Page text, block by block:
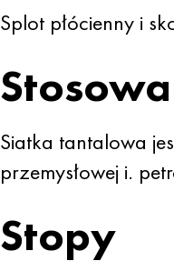
Splot płócienny i
Siatka tantalowa
przemysłowej i.
Stopy